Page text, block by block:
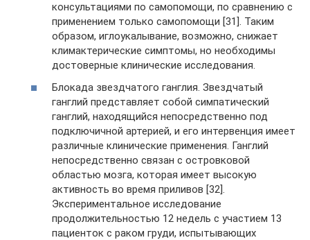
консультациями по самопомощи, по сравнению с
применением только самопомощи [31]. Таким
образом, иглоукалывание, возможно, снижает
климактерические симптомы, но необходимы
достоверные клинические исследования.
Блокада звездчатого ганглия. Звездчатый
ганглий представляет собой симпатический
ганглий, находящийся непосредственно под
подключичной артерией, и его интервенция имеет
различные клинические применения. Ганглий
непосредственно связан с островковой
областью мозга, которая имеет высокую
активность во время приливов [32].
Экспериментальное исследование
продолжительностью 12 недель с участием 13
пациенток с раком груди, испытывающих